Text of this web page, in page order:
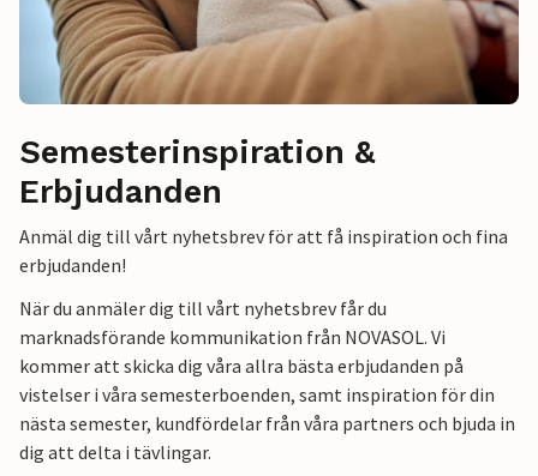
Semesterinspiration &
Erbjudanden
Anmäl dig till vårt nyhetsbrev för att få inspiration och fina
erbjudanden!
När du anmäler dig till vårt nyhetsbrev får du
marknadsförande kommunikation från NOVASOL. Vi
kommer att skicka dig våra allra bästa erbjudanden på
vistelser i våra semesterboenden, samt inspiration för din
nästa semester, kundfördelar från våra partners och bjuda in
dig att delta i tävlingar.